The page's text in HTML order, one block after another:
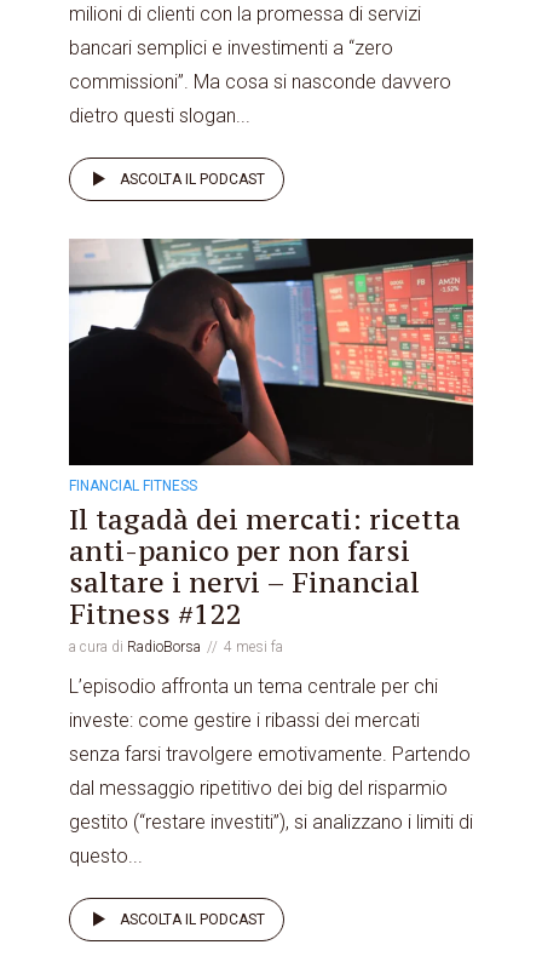
milioni di clienti con la promessa di servizi
bancari semplici e investimenti a “zero
commissioni”. Ma cosa si nasconde davvero
dietro questi slogan...
ASCOLTA IL PODCAST
FINANCIAL FITNESS
Il tagadà dei mercati: ricetta
anti-panico per non farsi
saltare i nervi – Financial
Fitness #122
a cura di RadioBorsa 4 mesi fa
L’episodio affronta un tema centrale per chi
investe: come gestire i ribassi dei mercati
senza farsi travolgere emotivamente. Partendo
dal messaggio ripetitivo dei big del risparmio
gestito (“restare investiti”), si analizzano i limiti di
questo...
ASCOLTA IL PODCAST